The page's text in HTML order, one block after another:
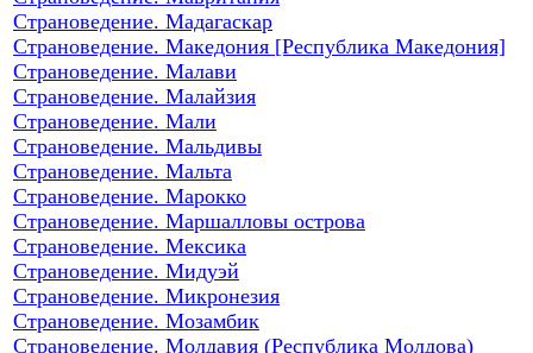
Страноведение. Мадагаскар
Страноведение. Македония [Республика Македония]
Страноведение. Малави
Страноведение. Малайзия
Страноведение. Мали
Страноведение. Мальдивы
Страноведение. Мальта
Страноведение. Марокко
Страноведение. Маршалловы острова
Страноведение. Мексика
Страноведение. Мидуэй
Страноведение. Микронезия
Страноведение. Мозамбик
Страноведение. Молдавия (Республика Молдова)